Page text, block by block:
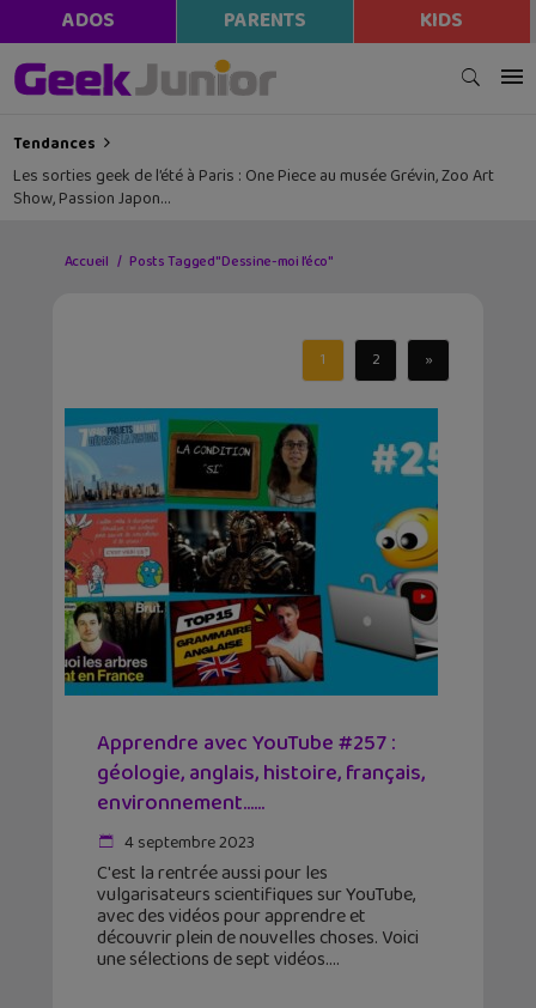
ADOS PARENTS KIDS
Tendances
Les sorties geek de l’été à Paris : One Piece au musée Grévin, Zoo Art
Show, Passion Japon…
Accueil Posts Tagged "Dessine-moi l’éco"
1 2 »
Apprendre avec YouTube #257 :
géologie, anglais, histoire, français,
environnement…...
4 septembre 2023
C'est la rentrée aussi pour les
vulgarisateurs scientifiques sur YouTube,
avec des vidéos pour apprendre et
découvrir plein de nouvelles choses. Voici
une sélections de sept vidéos.